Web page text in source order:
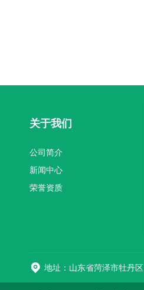
关于我们
公司简介
新闻中心
荣誉资质
地址：山东省菏泽市牡丹区